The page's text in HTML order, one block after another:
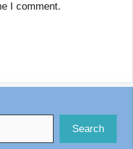
I comment.
Search